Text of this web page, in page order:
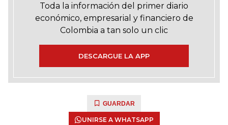
Toda la información del primer diario
económico, empresarial y financiero de
Colombia a tan solo un clic
DESCARGUE LA APP
GUARDAR
UNIRSE A WHATSAPP